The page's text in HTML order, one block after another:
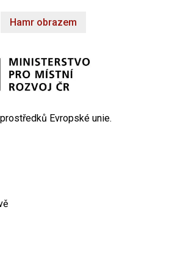
Hamr obrazem
Evropské unie.